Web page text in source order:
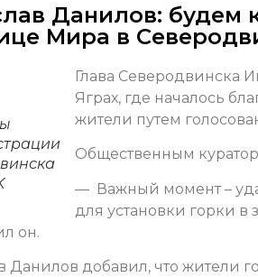
Данилов: будем
Мира в
Глава Северодвинска
Яграх, где началось
жители путем
Общественным
— Важный момент –
для установки горки
он.
Данилов добавил, что жители